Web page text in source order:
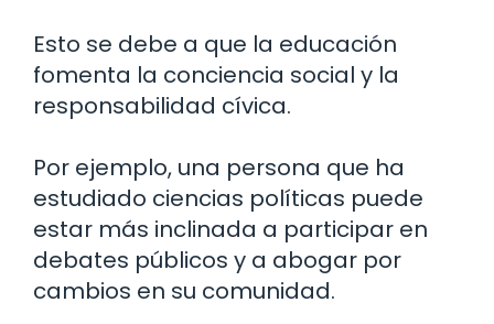
Esto se debe a que la educación
fomenta la conciencia social y la
responsabilidad cívica.
Por ejemplo, una persona que ha
estudiado ciencias políticas puede
estar más inclinada a participar en
debates públicos y a abogar por
cambios en su comunidad.